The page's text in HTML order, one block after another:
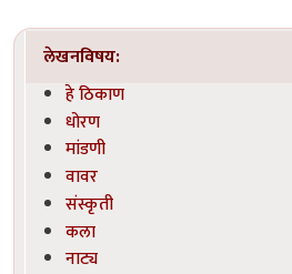
लेखनविषय:
हे ठिकाण
धोरण
मांडणी
वावर
संस्कृती
कला
नाट्य